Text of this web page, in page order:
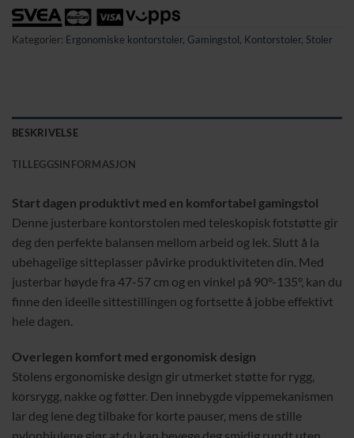
Kategorier: Ergonomiske kontorstoler, Gamingstol, Kontorstoler, Stoler
BESKRIVELSE
TILLEGGSINFORMASJON
Start dagen produktivt med en komfortabel gamingstol
Denne justerbare kontorstolen med teleskopisk fotstøtte gir
deg den perfekte balansen mellom arbeid og lek. Slutt å la
ubehagelige sitteplasser påvirke produktiviteten din. Med
justerbar høyde fra 47-57 cm og en vinkel på 90°-135°, kan du
finne den ideelle sittestillingen og fortsette å jobbe effektivt
hele dagen.
Overlegen komfort med ergonomisk design
Stolens ergonomiske design gir utmerket støtte for rygg,
korsrygg, nakke og føtter. Den innebygde vippemekanismen
lar deg lene deg tilbake for korte pauser, mens de stille